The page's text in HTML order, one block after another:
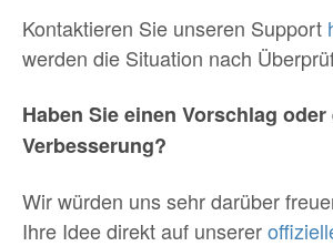
Kontaktieren Sie unseren Support
werden die Situation nach
Haben Sie einen Vorschlag
Verbesserung?
Wir würden uns sehr darüber
Ihre Idee direkt auf unserer